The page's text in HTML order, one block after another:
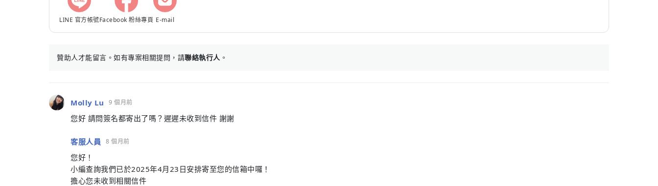
LINE 官方帳號Facebook 粉絲專頁 E-mail
贊助人才能留言。如有專案相關提問，請聯絡執行人 。
Molly Lu 9 個月前
您好 請問簽名都寄出了嗎？遲遲未收到信件 謝謝
客服人員 8 個月前
您好！
小編查詢我們已於2025年4月23日安排寄至您的信箱中囉！
擔心您未收到相關信件